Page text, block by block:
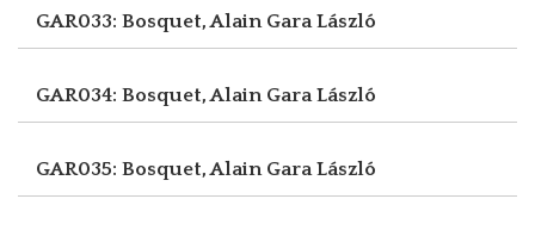
GAR033: Bosquet, Alain Gara László
GAR034: Bosquet, Alain Gara László
GAR035: Bosquet, Alain Gara László